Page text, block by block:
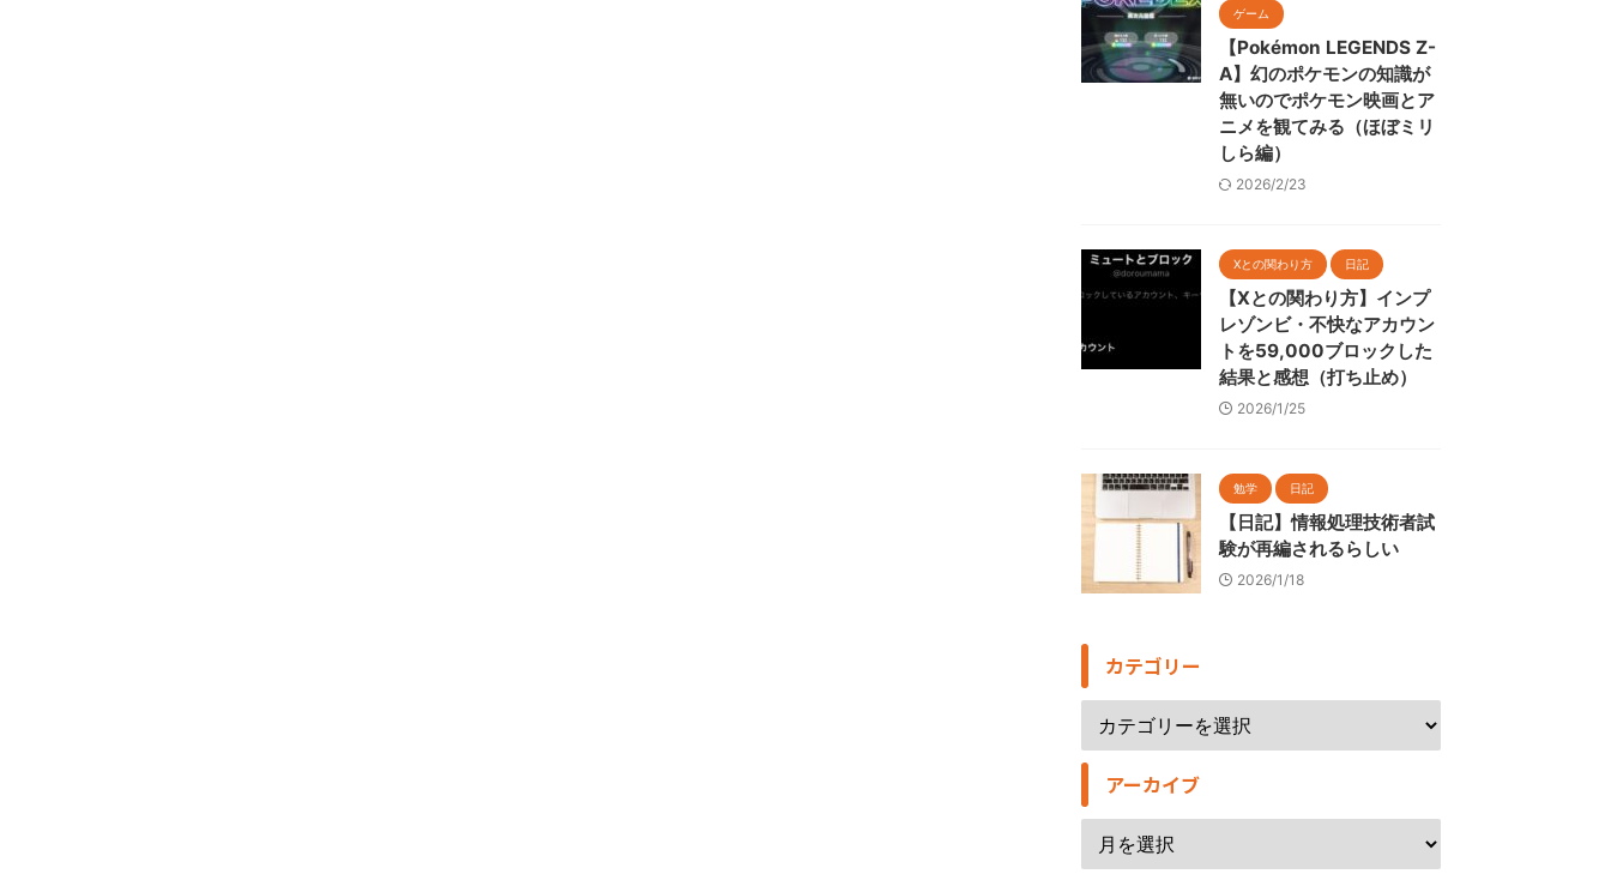
ゲーム
【Pokémon LEGENDS Z-
A】幻のポケモンの知識が
無いのでポケモン映画とア
ニメを観てみる（ほぼミリ
しら編）
2026/2/23
Xとの関わり方 日記
【Xとの関わり方】インプ
レゾンビ・不快なアカウン
トを59,000ブロックした
結果と感想（打ち止め）
2026/1/25
勉学 日記
【日記】情報処理技術者試
験が再編されるらしい
2026/1/18
カテゴリー
アーカイブ